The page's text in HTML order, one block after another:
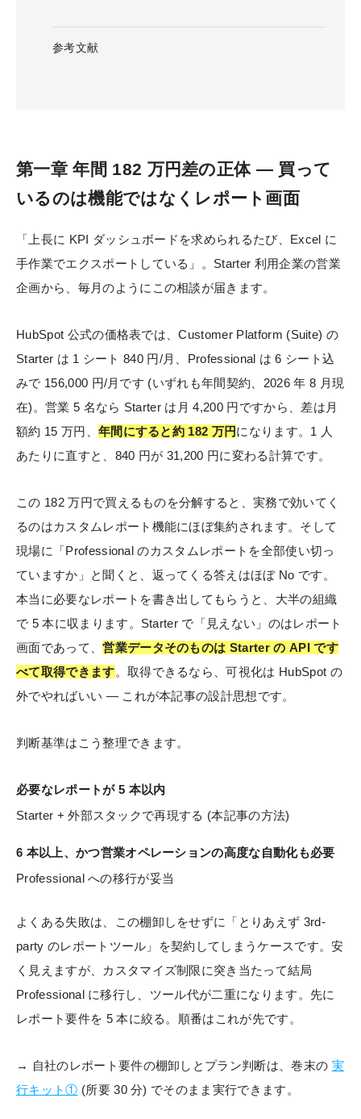
参考文献
第一章 年間 182 万円差の正体 — 買って
いるのは機能ではなくレポート画面
「上長に KPI ダッシュボードを求められるたび、Excel に
手作業でエクスポートしている」。Starter 利用企業の営業
企画から、毎月のようにこの相談が届きます。
HubSpot 公式の価格表では、Customer Platform (Suite) の
Starter は 1 シート 840 円/月、Professional は 6 シート込
みで 156,000 円/月です (いずれも年間契約、2026 年 8 月現
在)。営業 5 名なら Starter は月 4,200 円ですから、差は月
額約 15 万円、 年間にすると約 182 万円になります。1 人
あたりに直すと、840 円が 31,200 円に変わる計算です。
この 182 万円で買えるものを分解すると、実務で効いてく
るのはカスタムレポート機能にほぼ集約されます。そして
現場に「Professional のカスタムレポートを全部使い切っ
ていますか」と聞くと、返ってくる答えはほぼ No です。
本当に必要なレポートを書き出してもらうと、大半の組織
で 5 本に収まります。Starter で「見えない」のはレポート
画面であって、営業データそのものは Starter の API です
べて取得できます。取得できるなら、可視化は HubSpot の
外でやればいい — これが本記事の設計思想です。
判断基準はこう整理できます。
必要なレポートが 5 本以内
Starter + 外部スタックで再現する (本記事の方法)
6 本以上、かつ営業オペレーションの高度な自動化も必要
Professional への移行が妥当
よくある失敗は、この棚卸しをせずに「とりあえず 3rd-
party のレポートツール」を契約してしまうケースです。安
く見えますが、カスタマイズ制限に突き当たって結局
Professional に移行し、ツール代が二重になります。先に
レポート要件を 5 本に絞る。順番はこれが先です。
→ 自社のレポート要件の棚卸しとプラン判断は、巻末の 実
行キット① (所要 30 分) でそのまま実行できます。